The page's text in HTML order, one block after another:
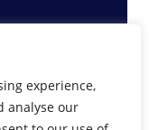
experience,
analyse our